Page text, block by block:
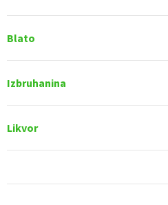
Blato
Izbruhanina
Likvor